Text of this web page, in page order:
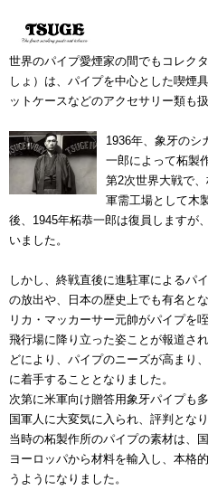
世界のパイプ愛煙家の間でもコレク
しょ）は、パイプを中心とした喫煙
ットケースなどのアクセサリー類も
1936年、象牙のシ
一郎によって柘製
第2次世界大戦で
軍需工場として木
後、1945年柘恭一郎は復員しますが
いました。
しかし、終戦直後に進駐軍によるパ
の放出や、日本の歴史上でも有名と
リカ・マッカーサー元帥がパイプを
飛行場に降り立った姿ことが報道さ
どにより、パイプのニーズが高まり
に着手することとなりました。
次第に米軍向け贈答用象牙パイプも
国軍人に大変気に入られ、評判となり
当時の柘製作所のパイプの素材は、
ヨーロッパから材料を輸入し、本格
うようになりました。